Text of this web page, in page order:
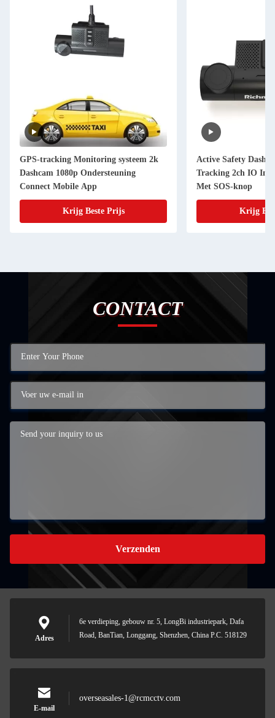
GPS-tracking Monitoring systeem 2k
Dashcam 1080p Ondersteuning
Connect Mobile App
Krijg Beste Prijs
Active Safety
Tracking 2ch IO
Met SOS-knop
Krijg
CONTACT
Verzenden
Adres
6e verdieping, gebouw nr. 5, LongBi industriepark, Dafa
Road, BanTian, Longgang, Shenzhen, China P.C. 518129
E-mail
overseasales-1@rcmcctv.com